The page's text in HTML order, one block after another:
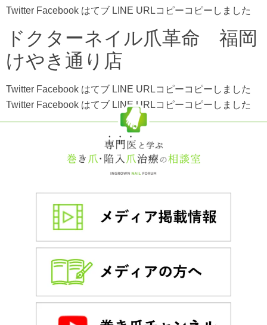
Twitter Facebook はてブ LINE URLコピーコピーしました
ドクターネイル爪革命 福岡
けやき通り店
Twitter Facebook はてブ LINE URLコピーコピーしました
Twitter Facebook はてブ LINE URLコピーコピーしました